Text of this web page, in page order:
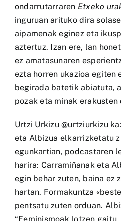
ondarrutarraren Etxeko
inguruan arituko dira
aipamenak eginez eta
aztertuz. Izan ere, lan
ez amatasunaren
ezta horren ukazioa egiten
begirada batetik abiatuta,
pozak eta minak erakusten
Urtzi Urkizu @urtziurkizu
eta Albizua elkarrizketatu
egunkartian, podcastaren
harira: Carramiñanak eta
egin behar zuten, baina ez
hartan. Formakuntza
pentsatu zuten orduan.